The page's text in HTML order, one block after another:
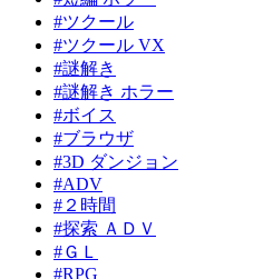
#ツクール
#ツクール VX
#謎解き
#謎解き ホラー
#ボイス
#ブラウザ
#3D ダンジョン
#ADV
#２時間
#探索 ＡＤＶ
#ＧＬ
#RPG